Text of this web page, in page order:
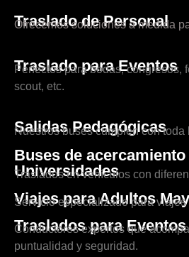
Traslado de Personal
Ofrecemos soluciones a medida
Traslado para Eventos
Perfectos para bodas, congresos,
scout, etc.
Salidas Pedagógicas
Nuestros buses cumplen con toda
Buses de acercamiento
Universidades
Traslados en vehículos con
Viajes para Adultos
Servicio especializado para viajes
Traslados para
Conductores expertos que
puntualidad y seguridad.